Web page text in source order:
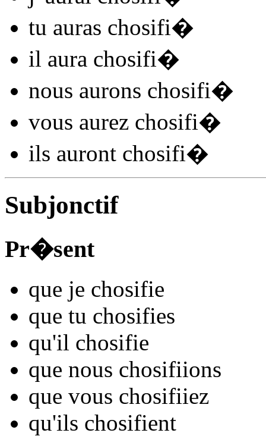
tu auras chosifi�
il aura chosifi�
nous aurons chosifi�
vous aurez chosifi�
ils auront chosifi�
Subjonctif
Pr�sent
que je chosifie
que tu chosifies
qu'il chosifie
que nous chosifiions
que vous chosifiiez
qu'ils chosifient